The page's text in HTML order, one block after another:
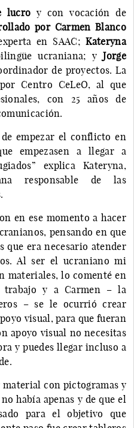
lucro y con vocación de
por Carmen Blanco
en SAAC;Kateryna
ucraniana; yJorge
de proyectos. La
Centro CeLeO, al que
con 25 años de
empezar el conflicto en
empezasen a llegar a
explica Kateryna,
responsable de las
en ese momento a hacer
pensando en que
que era necesario atender
Al ser el ucraniano mi
materiales, lo comenté en
trabajo y a Carmen – la
– se le ocurrió crear
visual, para que fueran
apoyo visual no necesitas
y puedes llegar incluso a
con pictogramas y
había apenas y de que el
para el objetivo que